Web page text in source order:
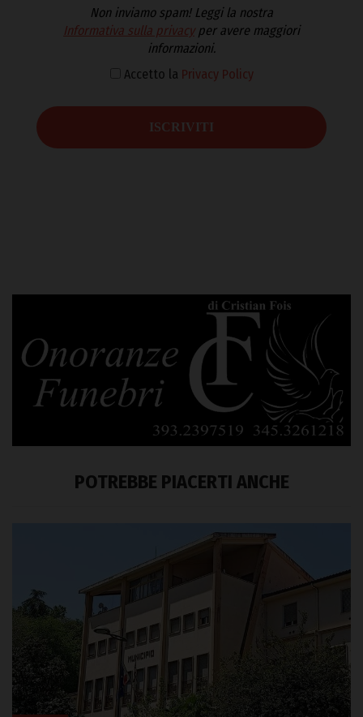
Non inviamo spam! Leggi la nostra
Informativa sulla privacyper avere maggiori
informazioni.
Accetto la Privacy Policy
POTREBBE PIACERTI ANCHE